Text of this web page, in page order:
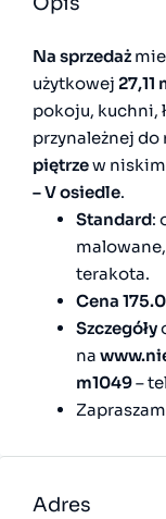
Na sprzedaż
użytkowej 27,11
pokoju, kuchni,
przynależnej do
piętrzew
– V osiedle.
Standard:
terakota.
Cena
Szczegóły
na
m1049–
Adres